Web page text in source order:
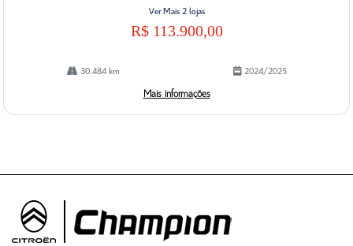
Ver Mais 2 lojas
R$ 113.900,00
30.484 km 2024/2025
Mais informações